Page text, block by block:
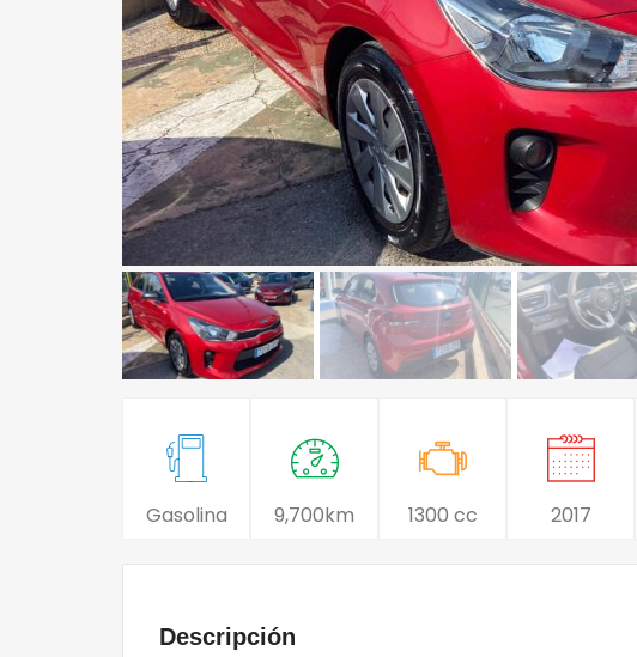
Gasolina 9,700km 1300 cc 2017
Descripción